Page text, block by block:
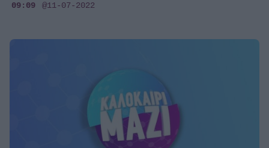
09:09 @11-07-2022